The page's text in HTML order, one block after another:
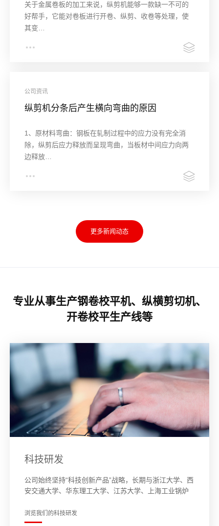
关于金属卷板的加工来说，纵剪机能够一款缺一不可的
好帮手，它能对卷板进行开卷、纵剪、收卷等处理，使
其变…
公司资讯
纵剪机分条后产生横向弯曲的原因
1、原材料弯曲：钢板在轧制过程中的应力没有完全消
除，纵剪后应力释放而呈现弯曲，当板材中间应力向两
边释放…
更多新闻动态
专业从事生产钢卷校平机、纵横剪切机、
开卷校平生产线等
科技研发
公司始终坚持“科技创新产品”战略，长期与浙江大学、西
安交通大学、华东理工大学、江苏大学、上海工业锅炉
用新技术，不断提升企业的核心竞争力…
浏览我们的科技研发